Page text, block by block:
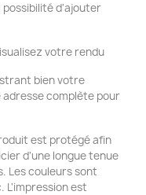
possibilité d'ajouter
votre rendu
bien votre
complète pour
est protégé afin
d'une longue tenue
Les couleurs sont
L'impression est